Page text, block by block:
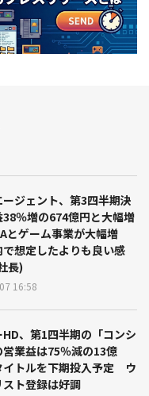
ジェント、第3四半期決
％増の674億円と大幅増
ゲーム事業が大幅増
想定したよりも良い感
長)
16:58
、第1四半期の「コンシ
営業益は75％減の13億
トルを下期投入予定 ウ
ト登録は好調